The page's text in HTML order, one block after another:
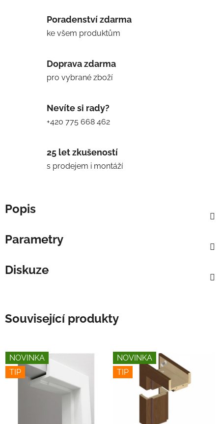
Poradenství zdarma
ke všem produktům
Doprava zdarma
pro vybrané zboží
Nevíte si rady?
+420 775 668 462
25 let zkušeností
s prodejem i montáží
Popis
Parametry
Diskuze
Související produkty
NOVINKA
TIP
NOVINKA
TIP